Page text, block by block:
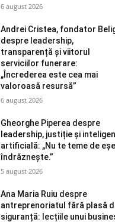
6 august 2026
Andrei Cristea, fondator
despre leadership,
transparență și viitorul
serviciilor funerare:
„Încrederea este cea mai
valoroasă resursă”
6 august 2026
Gheorghe Piperea despre
leadership, justiție și
artificială: „Nu te teme de
îndrăznește.”
5 august 2026
Ana Maria Ruiu despre
antreprenoriatul fără plasă
siguranță: lecțiile unui